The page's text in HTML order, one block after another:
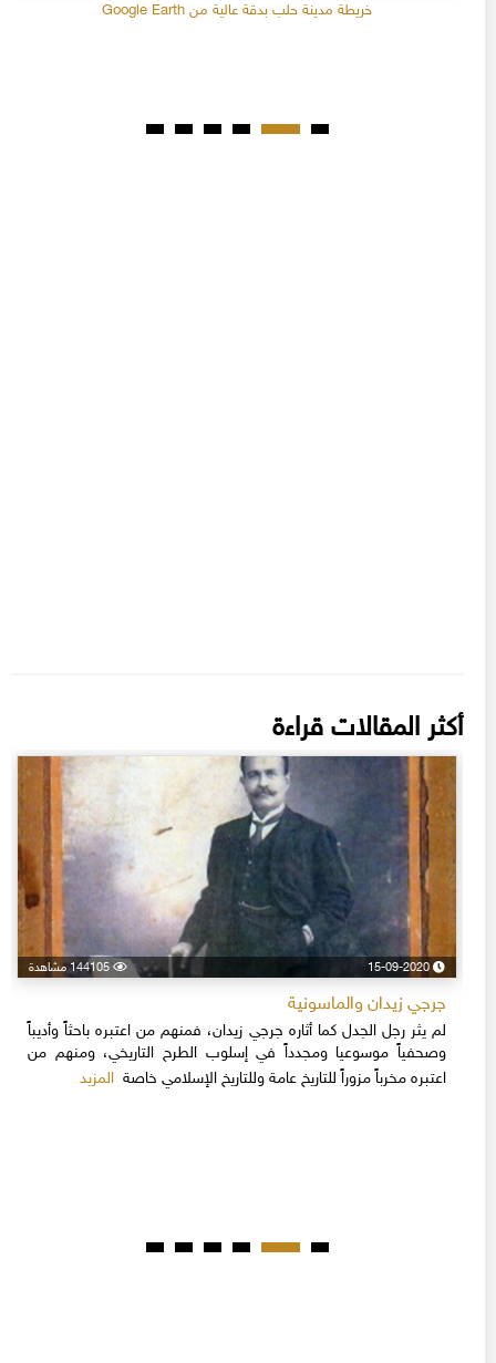
خريطة مدينة حلب بدقة عالية من Google Earth
أكثر المقالات قراءة
15-09-2020 144105 مشاهدة
جرجي زيدان والماسونية
لم يثر رجل الجدل كما أثاره جرجي زيدان، فمنهم من اعتبره باحثاً وأديباً
وصحفياً موسوعيا ومجدداً في إسلوب الطرح التاريخي، ومنهم من
اعتبره مخرباً مزوراً للتاريخ عامة وللتاريخ الإسلامي خاصةالمزيد